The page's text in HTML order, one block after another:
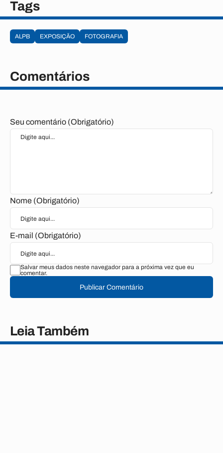
Tags
ALPB EXPOSIÇÃO FOTOGRAFIA
Comentários
Seu comentário (Obrigatório)
Nome (Obrigatório)
E-mail (Obrigatório)
Salvar meus dados neste navegador para a próxima vez que eu
comentar.
Publicar Comentário
Leia Também